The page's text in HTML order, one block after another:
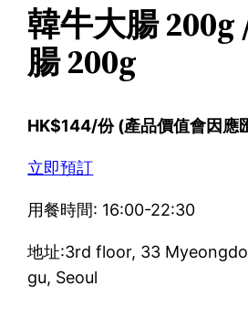
韓牛大腸 200g
腸 200g
HK$144/份 (產品價值會因應
立即預訂
用餐時間: 16:00-22:30
地址:3rd floor, 33
gu, Seoul